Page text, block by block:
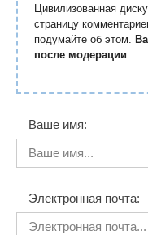
Цивилизованная
страницу
подумайте об этом.
после модерации
Ваше имя:
Электронная почта: